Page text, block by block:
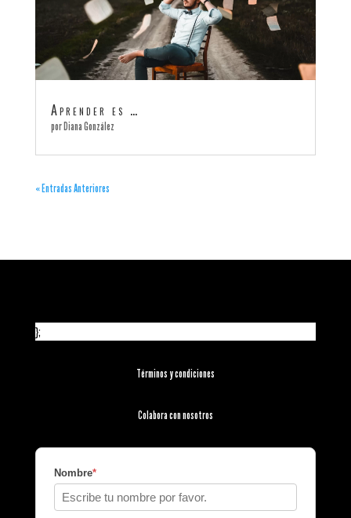
Aprender es …
porDiana González
« Entradas Anteriores
};
Términos y condiciones
Colabora con nosotros
Nombre*